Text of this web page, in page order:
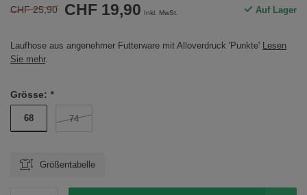
CHF 25,90 CHF 19,90 Inkl. MwSt. Auf Lager
Laufhose aus angenehmer Futterware mit Alloverdruck 'Punkte' Lesen
Sie mehr.
Grösse: *
68 74
Größentabelle